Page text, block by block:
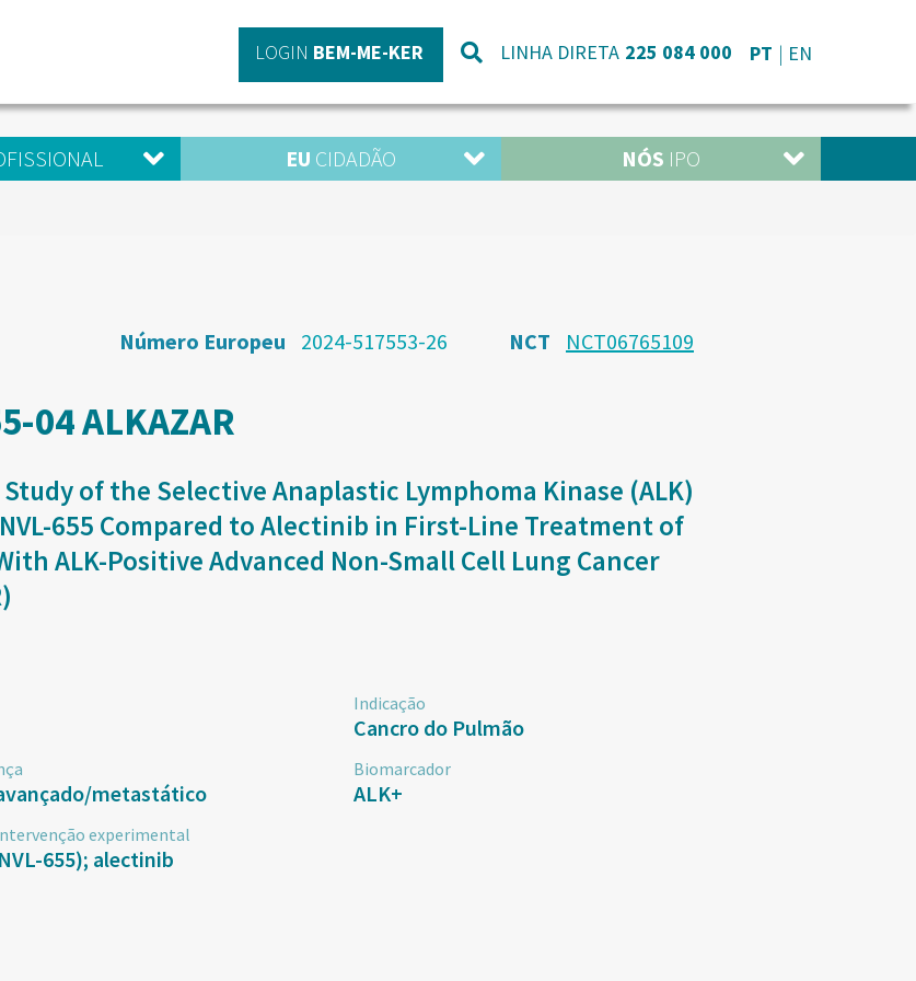
LOGIN BEM-ME-KER LINHA DIRETA 225 084 000 PT EN
EU CIDADÃO NÓS IPO
Número Europeu 2024-517553-26 NCT NCT06765109
04 ALKAZAR
Study of the Selective Anaplastic Lymphoma Kinase (ALK)
655 Compared to Alectinib in First-Line Treatment of
ALK-Positive Advanced Non-Small Cell Lung Cancer
Indicação
Cancro do Pulmão
metastático
Biomarcador
ALK+
experimental
655); alectinib